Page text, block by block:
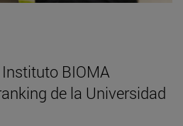
BIOMA
de la Universidad